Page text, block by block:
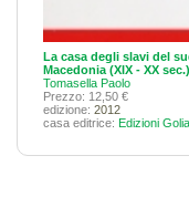
La casa degli slavi del
Macedonia (XIX - XX sec.)
Tomasella Paolo
Prezzo: 12,50 €
edizione: 2012
casa editrice: Edizioni